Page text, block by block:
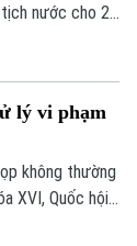
nước cho 2
bộ UNISFA,
lý vi phạm
không thường
XVI, Quốc hội